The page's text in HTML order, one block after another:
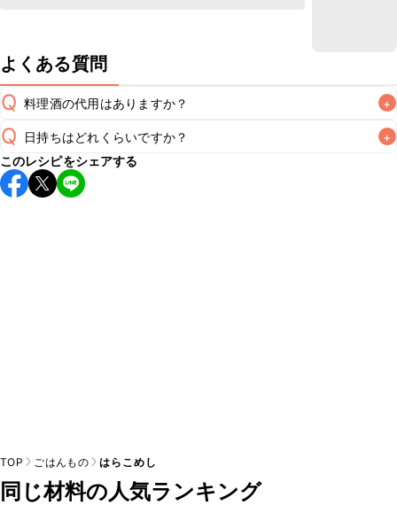
よくある質問
Q 料理酒の代用はありますか？ +
A
Q 日持ちはどれくらいですか？ +
こちらのレシピは出来たてをお召し上がりいただくことをお
すすめします。
このレシピをシェアする
TOP ごはんもの はらこめし
同じ材料の人気ランキング